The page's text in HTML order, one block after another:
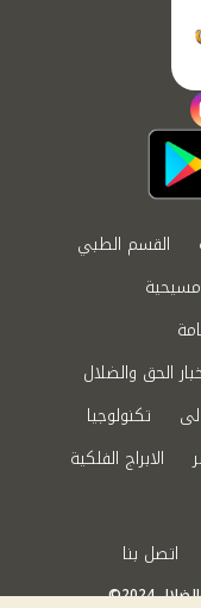
القسم الطبي
الحق والضلال
تكنولوجيا
الابراج الفلكية
اتصل بنا